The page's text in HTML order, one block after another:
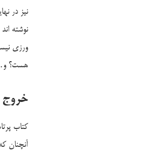
نیز در
نوشته
ورزی
هست؟ و…
خروج
کتاب
آنچنان